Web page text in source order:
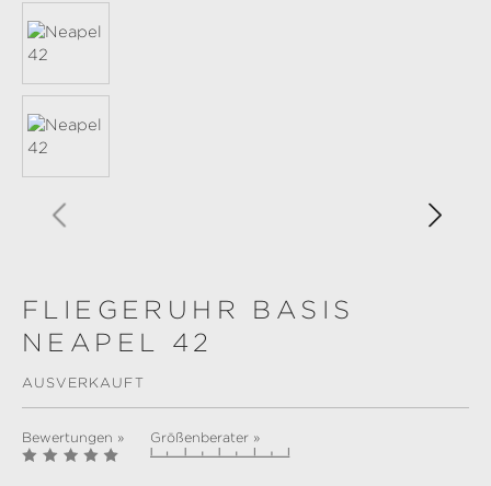
FLIEGERUHR BASIS
NEAPEL 42
AUSVERKAUFT
Bewertungen » Größenberater »